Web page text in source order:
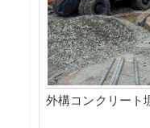
外構コンクリート